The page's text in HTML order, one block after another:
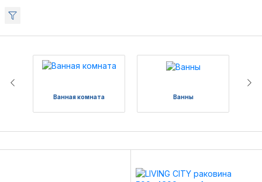
Ванная комната Ванны